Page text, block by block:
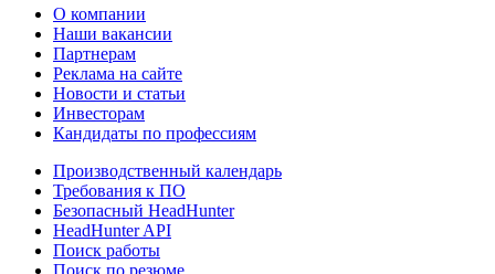
О компании
Наши вакансии
Партнерам
Реклама на сайте
Новости и статьи
Инвесторам
Кандидаты по профессиям
Производственный календарь
Требования к ПО
Безопасный HeadHunter
HeadHunter API
Поиск работы
Поиск по резюме